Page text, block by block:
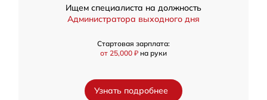
Ищем специалиста на должность
Администратора выходного дня
Стартовая зарплата:
от 25,000 ₽ на руки
Узнать подробнее